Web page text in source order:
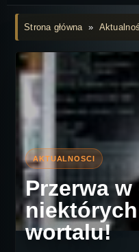
Strona główna»
Przerwa w
wortalu!